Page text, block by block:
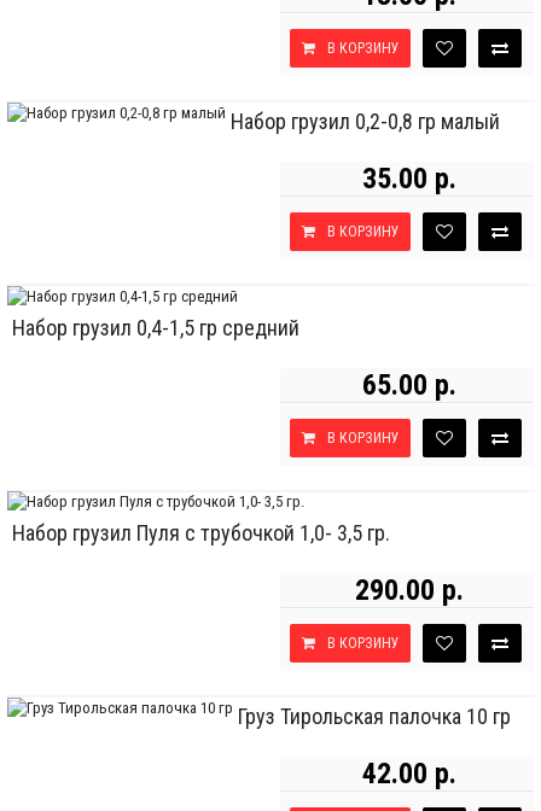
В КОРЗИНУ
Набор грузил 0,2-0,8 гр малый
35.00 р.
В КОРЗИНУ
Набор грузил 0,4-1,5 гр средний
65.00 р.
В КОРЗИНУ
Набор грузил Пуля с трубочкой 1,0- 3,5 гр.
290.00 р.
В КОРЗИНУ
Груз Тирольская палочка 10 гр
42.00 р.